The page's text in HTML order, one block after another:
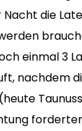
Nacht die
einmal 3
nachdem